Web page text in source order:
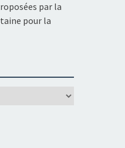
par la
pour la